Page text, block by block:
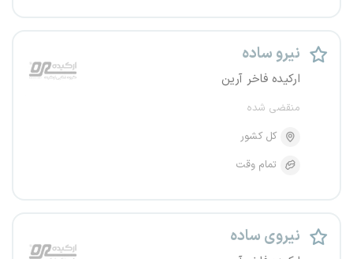
نیرو ساده
ارکیده فاخر آرین
منقضی شده
کل کشور
تمام وقت
نیروی ساده